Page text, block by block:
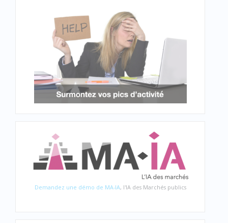
Demandez une démo de MA-IA, l'IA des Marchés publics